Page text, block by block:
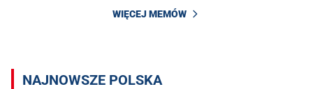
WIĘCEJ MEMÓW
NAJNOWSZE POLSKA